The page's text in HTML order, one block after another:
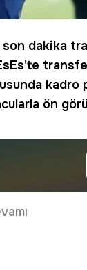
son dakika
transfer
kadro
ön